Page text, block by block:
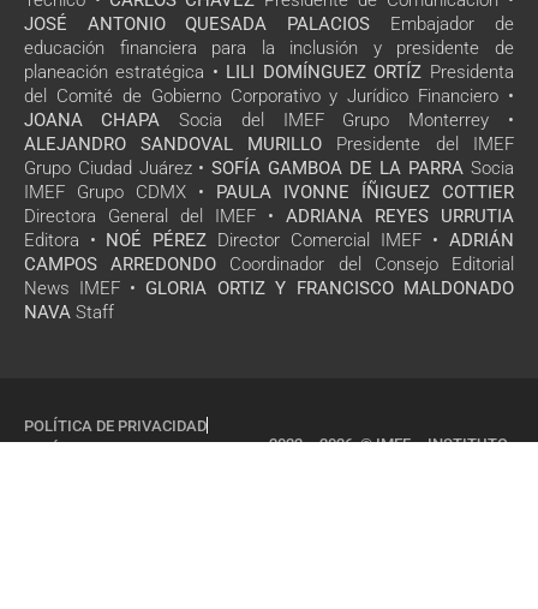
JOSÉ ANTONIO QUESADA PALACIOS Embajador de
educación financiera para la inclusión y presidente de
planeación estratégica • LILI DOMÍNGUEZ ORTÍZ Presidenta
del Comité de Gobierno Corporativo y Jurídico Financiero •
JOANA CHAPA Socia del IMEF Grupo Monterrey •
ALEJANDRO SANDOVAL MURILLO Presidente del IMEF
Grupo Ciudad Juárez • SOFÍA GAMBOA DE LA PARRA Socia
IMEF Grupo CDMX •
PAULA IVONNE ÍÑIGUEZ COTTIER
Directora General del IMEF • ADRIANA REYES URRUTIA
Editora •
NOÉ PÉREZ Director Comercial IMEF • ADRIÁN
CAMPOS ARREDONDO Coordinador del Consejo Editorial
News IMEF • GLORIA ORTIZ Y FRANCISCO MALDONADO
NAVA Staff
2022 – 2026 © IMEF – INSTITUTO
POLÍTICA DE PRIVACIDAD